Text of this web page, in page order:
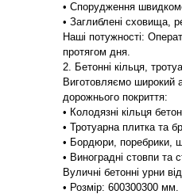
• Спорудження
• Заглиблені сховища,
Наші потужності:
протягом дня.
2. Бетонні кільця,
Виготовляємо широкий
дорожнього покриття:
• Колодязні кільця
• Тротуарна плитка та
• Бордюри, поребрики,
• Виноградні стовпи та
Вуличні бетонні урни
• Розмір: 600300300 мм.